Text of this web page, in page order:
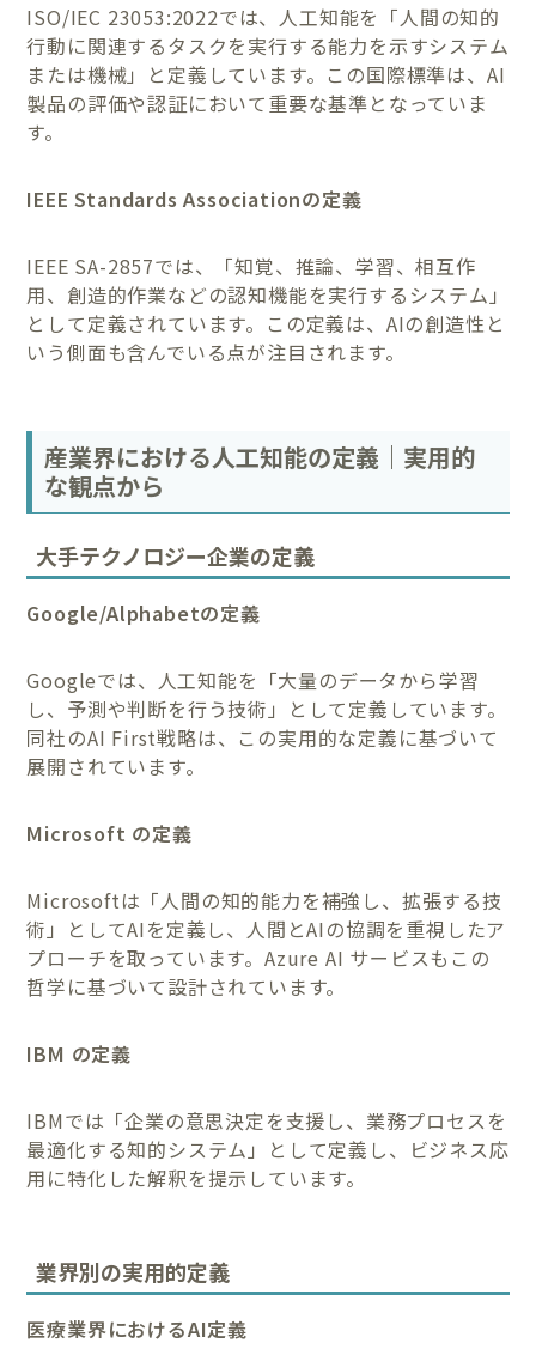
ISO/IEC 23053:2022では、人工知能を「人間の知的
行動に関連するタスクを実行する能力を示すシステム
または機械」と定義しています。この国際標準は、AI
製品の評価や認証において重要な基準となっていま
す。
IEEE Standards Associationの定義
IEEE SA-2857では、「知覚、推論、学習、相互作
用、創造的作業などの認知機能を実行するシステム」
として定義されています。この定義は、AIの創造性と
いう側面も含んでいる点が注目されます。
産業界における人工知能の定義｜実用的
な観点から
大手テクノロジー企業の定義
Google/Alphabetの定義
Googleでは、人工知能を「大量のデータから学習
し、予測や判断を行う技術」として定義しています。
同社のAI First戦略は、この実用的な定義に基づいて
展開されています。
Microsoft の定義
Microsoftは「人間の知的能力を補強し、拡張する技
術」としてAIを定義し、人間とAIの協調を重視したア
プローチを取っています。Azure AI サービスもこの
哲学に基づいて設計されています。
IBM の定義
IBMでは「企業の意思決定を支援し、業務プロセスを
最適化する知的システム」として定義し、ビジネス応
用に特化した解釈を提示しています。
業界別の実用的定義
医療業界におけるAI定義